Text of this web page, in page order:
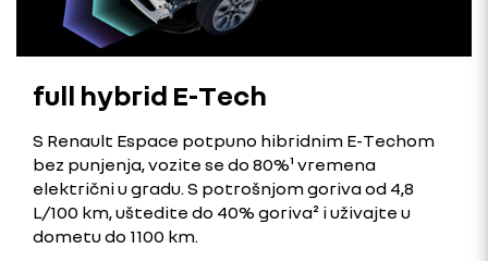
full hybrid E-Tech
S Renault Espace potpuno hibridnim E-Techom
bez punjenja, vozite se do 80%¹ vremena
električni u gradu. S potrošnjom goriva od 4,8
L/100 km, uštedite do 40% goriva² i uživajte u
dometu do 1100 km.